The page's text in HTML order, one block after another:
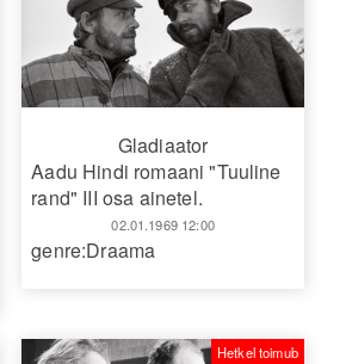
Gladiaator
Aadu Hindi romaani "Tuuline
rand" III osa ainetel.
02.01.1969 12:00
genre:Draama
Hetkel toimub